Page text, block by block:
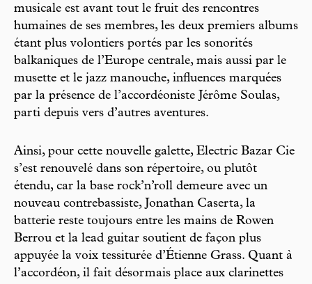
musicale est avant tout le fruit des rencontres
humaines de ses membres, les deux premiers albums
étant plus volontiers portés par les sonorités
balkaniques de l’Europe centrale, mais aussi par le
musette et le jazz manouche, influences marquées
par la présence de l’accordéoniste Jérôme Soulas,
parti depuis vers d’autres aventures.
Ainsi, pour cette nouvelle galette, Electric Bazar Cie
s’est renouvelé dans son répertoire, ou plutôt
étendu, car la base rock’n’roll demeure avec un
nouveau contrebassiste, Jonathan Caserta, la
batterie reste toujours entre les mains de Rowen
Berrou et la lead guitar soutient de façon plus
appuyée la voix tessiturée d’Étienne Grass. Quant à
l’accordéon, il fait désormais place aux clarinettes